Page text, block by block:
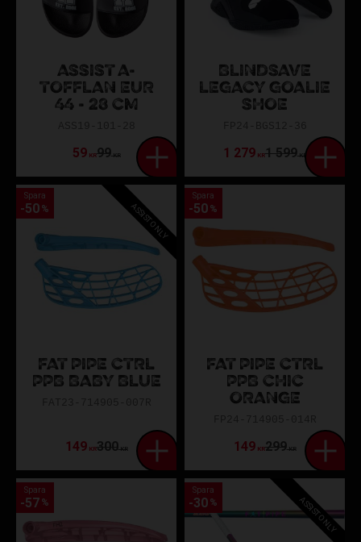
ASSIST A-
TOFFLAN EUR
44 - 28 CM
59KR99KR
BLINDSAVE
LEGACY GOALIE
SHOE
1 279KR1 599KR
FAT PIPE CTRL
PPB BABY BLUE
149KR300KR
Spara
50 % ASSIST ONLY
FAT PIPE CTRL
PPB CHIC
ORANGE
149KR299KR
Spara
50 %
Spara
57 %
Spara
30 % ASSIST ONLY